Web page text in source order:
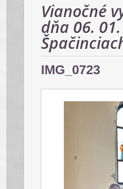
Vianočné
dňa 06.
IMG_0723